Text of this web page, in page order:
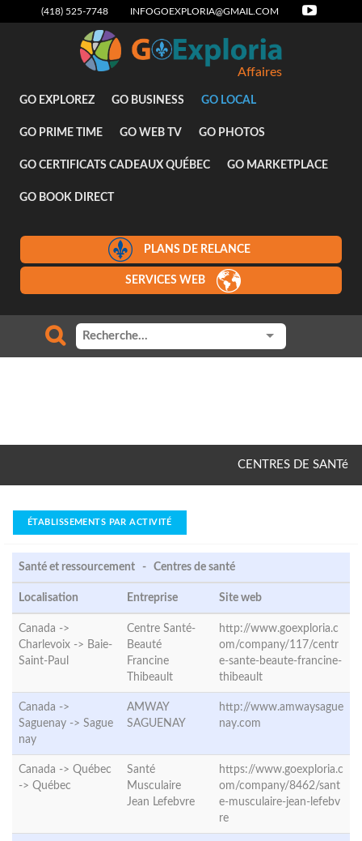
(418) 525-7748 INFOGOEXPLORIA@GMAIL.COM
Affaires
GO EXPLOREZ GO BUSINESS GO LOCAL
GO PRIME TIME GO WEB TV GO PHOTOS
GO CERTIFICATS CADEAUX QUÉBEC GO MARKETPLACE
GO BOOK DIRECT
PLANS DE RELANCE
SERVICES WEB
CENTRES DE SANTé
ÉTABLISSEMENTS PAR ACTIVITÉ
Santé et ressourcement - Centres de santé
Localisation Entreprise Site web
Canada ->
Charlevoix -> Baie-
Saint-Paul
Centre Santé-
Beauté
Francine
Thibeault
http://www.goexploria.c
om/company/117/centr
e-sante-beaute-francine-
thibeault
Canada ->
Saguenay -> Sague
nay
AMWAY
SAGUENAY
http://www.amwaysague
nay.com
Canada -> Québec
-> Québec
Santé
Musculaire
Jean Lefebvre
https://www.goexploria.c
om/company/8462/sant
e-musculaire-jean-lefebv
re